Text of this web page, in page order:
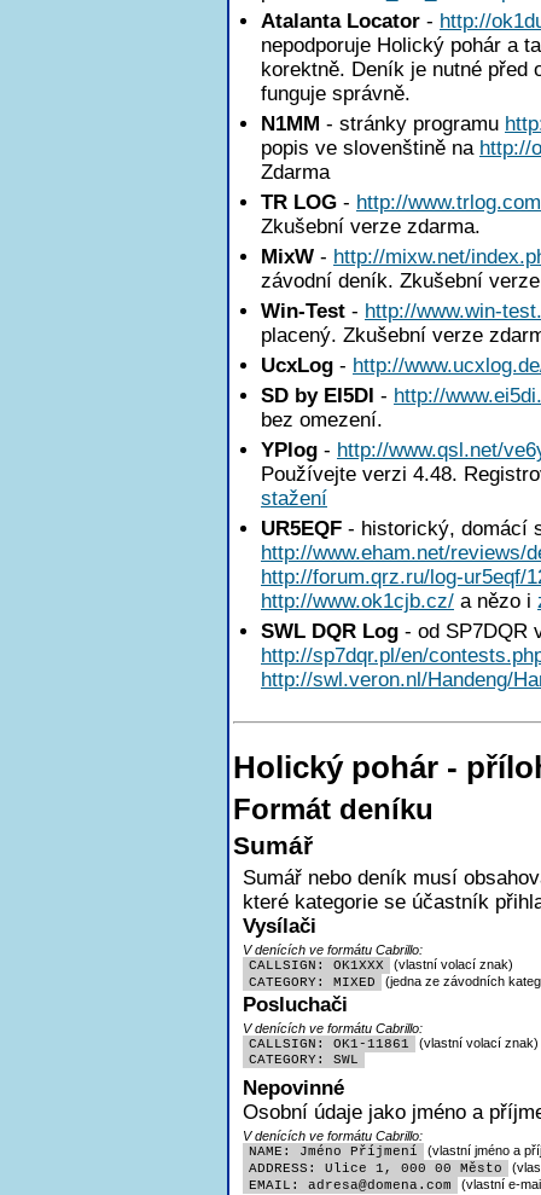
Atalanta Locator - http://
nepodporuje Holický pohár a
korektně. Deník je nutné před
funguje správně.
N1MM - stránky programu
popis ve slovenštině na http://
Zdarma
TR LOG - http://
Zkušební verze zdarma.
MixW - http://mixw.net/
závodní deník. Zkušební
Win-Test - http://www.win-
placený. Zkušební verze
UcxLog - http://
SD by EI5DI - http://
bez omezení.
YPlog - http://www.qsl.net/
Používejte verzi 4.48.
stažení
UR5EQF - historický, domácí
http://www.eham.net/reviews/
http://forum.qrz.ru/log-ur5eqf/
http://www.ok1cjb.cz/ a nězo i
SWL DQR Log - od SP7DQR
http://sp7dqr.pl/en/
http://swl.veron.nl/Handeng/
Holický pohár -
Formát deníku
Sumář
Sumář nebo deník musí
které kategorie se účastník
Vysílači
V denících ve formátu Cabrillo:
CALLSIGN: OK1XXX
(vlastní volací znak)
CATEGORY: MIXED
(jedna ze závodních
Posluchači
V denících ve formátu Cabrillo:
CALLSIGN: OK1-11861
(vlastní volací znak)
CATEGORY: SWL
Nepovinné
Osobní údaje jako jméno a
V denících ve formátu Cabrillo:
NAME: Jméno Příjmení
(vlastní jméno a
ADDRESS: Ulice 1, 000 00 Město
EMAIL: adresa@domena.com (vlastní e-